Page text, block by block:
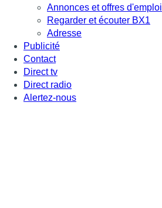
Annonces et offres d'emploi
Regarder et écouter BX1
Adresse
Publicité
Contact
Direct tv
Direct radio
Alertez-nous